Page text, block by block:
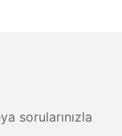
sorularınızla